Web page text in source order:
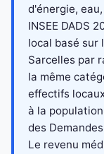
d'énergie,
INSEE DADS
local basé sur
Sarcelles par
la même
effectifs
à la
des
Le revenu